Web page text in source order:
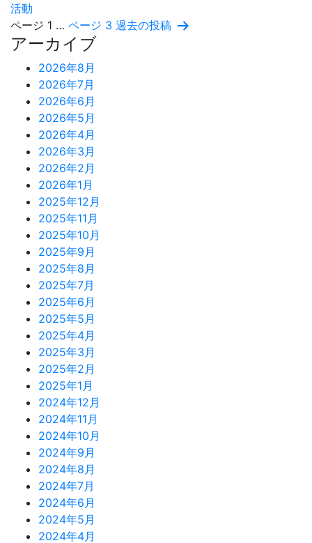
る！
AI（人
知
能）
を
上
手
に
活
用
す
る
コ
ツ
活動
投
稿
の
ペ
ー
ジ
送
り
ページ 1 … ページ 3 過去の投稿
アーカイブ
2026年8月
2026年7月
2026年6月
2026年5月
2026年4月
2026年3月
2026年2月
2026年1月
2025年12月
2025年11月
2025年10月
2025年9月
2025年8月
2025年7月
2025年6月
2025年5月
2025年4月
2025年3月
2025年2月
2025年1月
2024年12月
2024年11月
2024年10月
2024年9月
2024年8月
2024年7月
2024年6月
2024年5月
2024年4月